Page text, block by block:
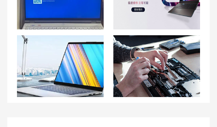
拯救者R9000P蓝屏重启问题及解决方法 常州联想笔记本维修中心_常州联想电脑售后服务网点|售后地址